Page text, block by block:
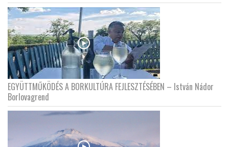
EGYÜTTMŰKÖDÉS A BORKULTÚRA FEJLESZTÉSÉBEN – István Nádor
Borlovagrend